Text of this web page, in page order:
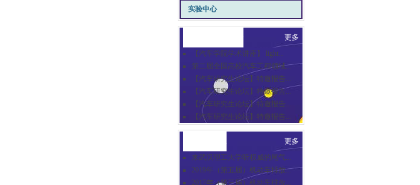
实验中心
更多
【汽车学院学术讲座】 light...
第二届全国高校汽车工程领域...
【汽车研究生论坛】特邀报告...
【汽车研究生论坛】特邀报告...
【汽车研究生论坛】特邀报告...
【汽车研究生论坛】特邀报告...
更多
来武汉理工大学听权威的尾气...
2019年（第五届）机动车排放...
2017年（第三届）机动车排放...